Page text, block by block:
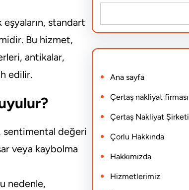
standart
Bu hizmet,
antikalar,
edilir.
sentimental değeri
veya kaybolma
nedenle,
e
a
c
h
Ana sayfa
Çertaş nakliyat firması
Çertaş Nakliyat Şirketi
Çorlu Hakkında
Hakkımızda
Hizmetlerimiz